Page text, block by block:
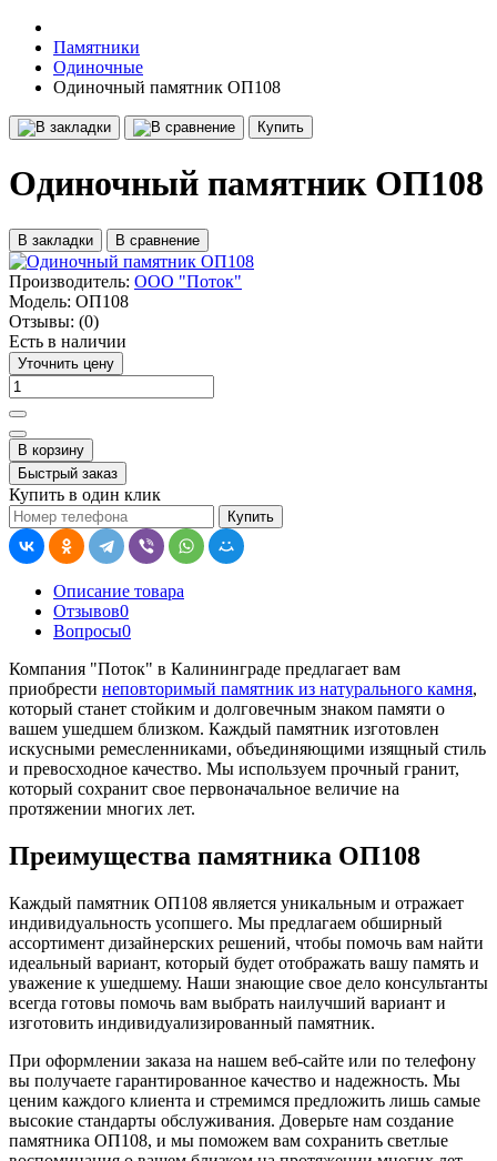
Памятники
Одиночные
Одиночный памятник ОП108
Купить
Одиночный памятник ОП108
В закладки В сравнение
Производитель: ООО "Поток"
Модель: ОП108
Отзывы: (0)
Есть в наличии
Уточнить цену
В корзину
Быстрый заказ
Купить в один клик
Купить
Описание товара
Отзывов0
Вопросы0
Компания "Поток" в Калининграде предлагает вам
приобрести неповторимый памятник из натурального камня,
который станет стойким и долговечным знаком памяти о
вашем ушедшем близком. Каждый памятник изготовлен
искусными ремесленниками, объединяющими изящный стиль
и превосходное качество. Мы используем прочный гранит,
который сохранит свое первоначальное величие на
протяжении многих лет.
Преимущества памятника ОП108
Каждый памятник ОП108 является уникальным и отражает
индивидуальность усопшего. Мы предлагаем обширный
ассортимент дизайнерских решений, чтобы помочь вам найти
идеальный вариант, который будет отображать вашу память и
уважение к ушедшему. Наши знающие свое дело консультанты
всегда готовы помочь вам выбрать наилучший вариант и
изготовить индивидуализированный памятник.
При оформлении заказа на нашем веб-сайте или по телефону
вы получаете гарантированное качество и надежность. Мы
ценим каждого клиента и стремимся предложить лишь самые
высокие стандарты обслуживания. Доверьте нам создание
памятника ОП108, и мы поможем вам сохранить светлые